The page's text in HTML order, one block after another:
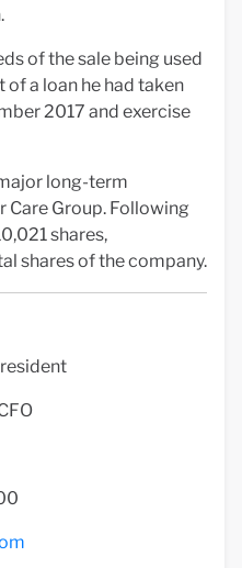
of the sale being used
a loan he had taken
2017 and exercise
long-term
Care Group. Following
shares,
shares of the company.